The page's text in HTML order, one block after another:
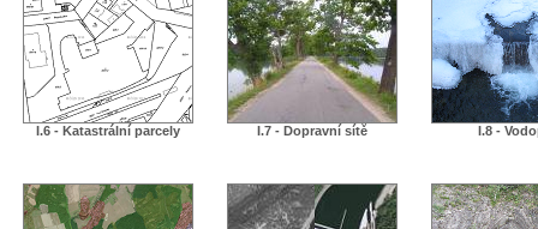
I.6 - Katastrální parcely I.7 - Dopravní sítě I.8 -